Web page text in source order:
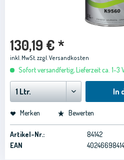
130,19 € *
inkl. MwSt.zzgl. Versandkosten
Sofort versandfertig, Lieferzeit ca. 1-3
In
Merken Bewerten
Artikel-Nr.:
84142
EAN